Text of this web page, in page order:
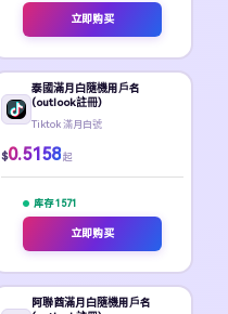
立即购买
泰國滿月白隨機用戶名
(outlook註冊)
Tiktok 滿月白號
$0.5158 起
库存 1571
立即购买
阿聯酋滿月白隨機用戶名